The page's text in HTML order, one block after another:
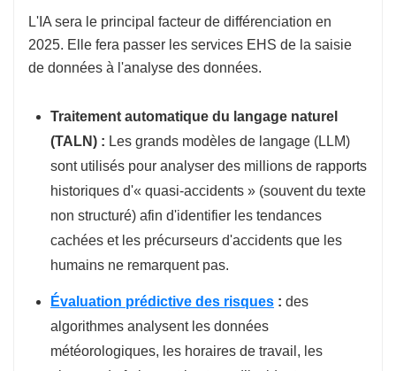
L'IA sera le principal facteur de différenciation en
2025. Elle fera passer les services EHS de la saisie
de données à l'analyse des données.
Traitement automatique du langage naturel
(TALN) : Les grands modèles de langage (LLM)
sont utilisés pour analyser des millions de rapports
historiques d'« quasi-accidents » (souvent du texte
non structuré) afin d'identifier les tendances
cachées et les précurseurs d'accidents que les
humains ne remarquent pas.
Évaluation prédictive des risques : des
algorithmes analysent les données
météorologiques, les horaires de travail, les